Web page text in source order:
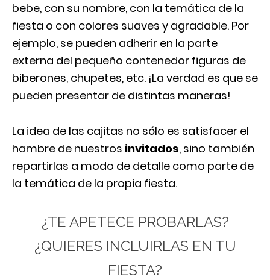
bebe, con su nombre, con la temática de la
fiesta o con colores suaves y agradable. Por
ejemplo, se pueden adherir en la parte
externa del pequeño contenedor figuras de
biberones, chupetes, etc. ¡La verdad es que se
pueden presentar de distintas maneras!
La idea de las cajitas no sólo es satisfacer el
hambre de nuestros invitados, sino también
repartirlas a modo de detalle como parte de
la temática de la propia fiesta.
¿TE APETECE PROBARLAS?
¿QUIERES INCLUIRLAS EN TU
FIESTA?